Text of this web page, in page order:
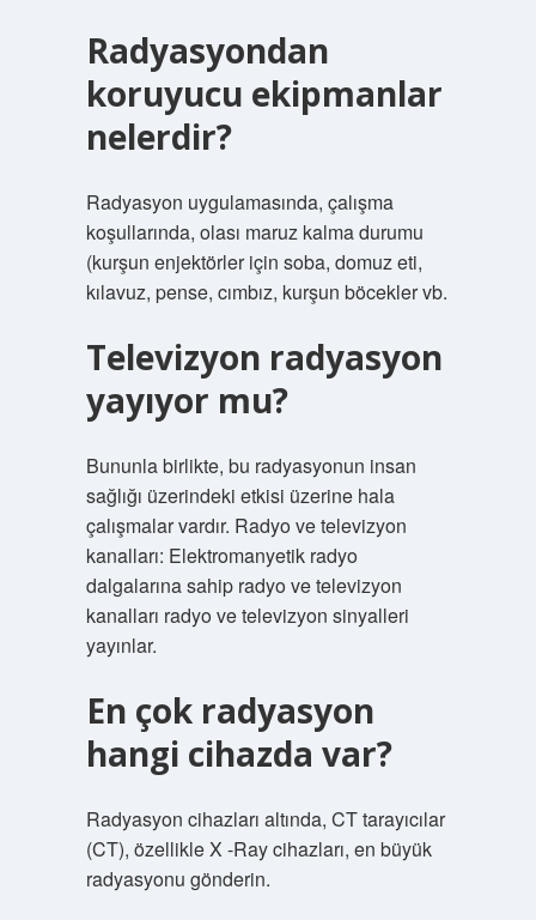
Radyasyondan
koruyucu ekipmanlar
nelerdir?
Radyasyon uygulamasında, çalışma
koşullarında, olası maruz kalma durumu
(kurşun enjektörler için soba, domuz eti,
kılavuz, pense, cımbız, kurşun böcekler vb.
Televizyon radyasyon
yayıyor mu?
Bununla birlikte, bu radyasyonun insan
sağlığı üzerindeki etkisi üzerine hala
çalışmalar vardır. Radyo ve televizyon
kanalları: Elektromanyetik radyo
dalgalarına sahip radyo ve televizyon
kanalları radyo ve televizyon sinyalleri
yayınlar.
En çok radyasyon
hangi cihazda var?
Radyasyon cihazları altında, CT tarayıcılar
(CT), özellikle X -Ray cihazları, en büyük
radyasyonu gönderin.